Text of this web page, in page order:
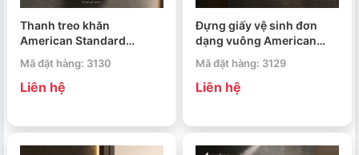
Thanh treo khăn
American Standard
Square
Mã đặt hàng: 3130
Liên hệ
Đựng giấy vệ sinh đơn
dạng vuông American
Concept
Mã đặt hàng: 3129
Liên hệ